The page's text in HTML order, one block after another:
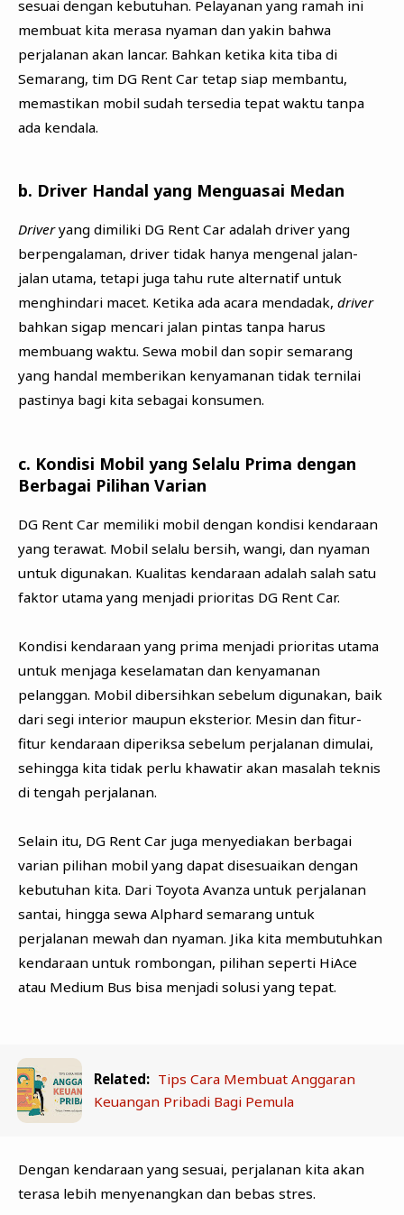
sesuai dengan kebutuhan. Pelayanan yang ramah ini
membuat kita merasa nyaman dan yakin bahwa
perjalanan akan lancar. Bahkan ketika kita tiba di
Semarang, tim DG Rent Car tetap siap membantu,
memastikan mobil sudah tersedia tepat waktu tanpa
ada kendala.
b. Driver Handal yang Menguasai Medan
Driveryang dimiliki DG Rent Car adalah driver yang
berpengalaman, driver tidak hanya mengenal jalan-
jalan utama, tetapi juga tahu rute alternatif untuk
menghindari macet. Ketika ada acara mendadak, driver
bahkan sigap mencari jalan pintas tanpa harus
membuang waktu. Sewa mobil dan sopir semarang
yang handal memberikan kenyamanan tidak ternilai
pastinya bagi kita sebagai konsumen.
c. Kondisi Mobil yang Selalu Prima dengan
Berbagai Pilihan Varian
DG Rent Car memiliki mobil dengan kondisi kendaraan
yang terawat. Mobil selalu bersih, wangi, dan nyaman
untuk digunakan. Kualitas kendaraan adalah salah satu
faktor utama yang menjadi prioritas DG Rent Car.
Kondisi kendaraan yang prima menjadi prioritas utama
untuk menjaga keselamatan dan kenyamanan
pelanggan. Mobil dibersihkan sebelum digunakan, baik
dari segi interior maupun eksterior. Mesin dan fitur-
fitur kendaraan diperiksa sebelum perjalanan dimulai,
sehingga kita tidak perlu khawatir akan masalah teknis
di tengah perjalanan.
Selain itu, DG Rent Car juga menyediakan berbagai
varian pilihan mobil yang dapat disesuaikan dengan
kebutuhan kita. Dari Toyota Avanza untuk perjalanan
santai, hingga sewa Alphard semarang untuk
perjalanan mewah dan nyaman. Jika kita membutuhkan
kendaraan untuk rombongan, pilihan seperti HiAce
atau Medium Bus bisa menjadi solusi yang tepat.
Related: Tips Cara Membuat Anggaran
Keuangan Pribadi Bagi Pemula
Dengan kendaraan yang sesuai, perjalanan kita akan
terasa lebih menyenangkan dan bebas stres.